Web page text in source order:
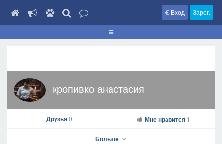
Вход Зарег.
кропивко анастасия
Друзья0 Мне нравится 1
Больше